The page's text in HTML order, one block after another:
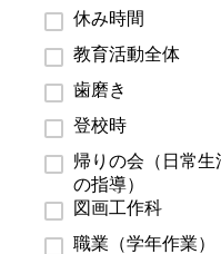
休み時間
教育活動全体
歯磨き
登校時
帰りの会（日常生
の指導）
図画工作科
職業（学年作業）